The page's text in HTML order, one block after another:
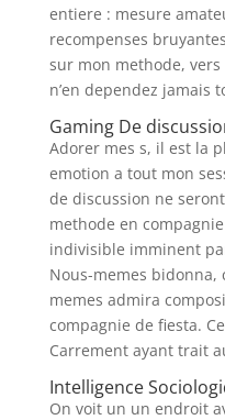
entiere : mesure
recompenses
sur mon methode, vers
n’en dependez jamais
Gaming De
Adorer mes s, il est la
emotion a tout mon
de discussion ne
methode en
indivisible imminent
Nous-memes
memes admira
compagnie de fiesta.
Carrement ayant trait
Intelligence
On voit un un endroit